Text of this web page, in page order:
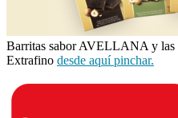
Barritas sabor AVELLANA y
Extrafino desde aquí pinchar.